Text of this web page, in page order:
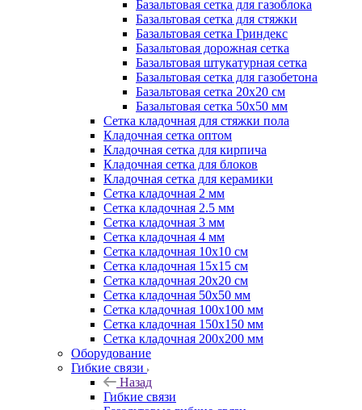
Базальтовая сетка для газоблока
Базальтовая сетка для стяжки
Базальтовая сетка Гриндекс
Базальтовая дорожная сетка
Базальтовая штукатурная сетка
Базальтовая сетка для газобетона
Базальтовая сетка 20x20 см
Базальтовая сетка 50x50 мм
Сетка кладочная для стяжки пола
Кладочная сетка оптом
Кладочная сетка для кирпича
Кладочная сетка для блоков
Кладочная сетка для керамики
Сетка кладочная 2 мм
Сетка кладочная 2.5 мм
Сетка кладочная 3 мм
Сетка кладочная 4 мм
Сетка кладочная 10x10 см
Сетка кладочная 15x15 см
Сетка кладочная 20x20 см
Сетка кладочная 50x50 мм
Сетка кладочная 100x100 мм
Сетка кладочная 150x150 мм
Сетка кладочная 200x200 мм
Оборудование
Гибкие связи
Назад
Гибкие связи